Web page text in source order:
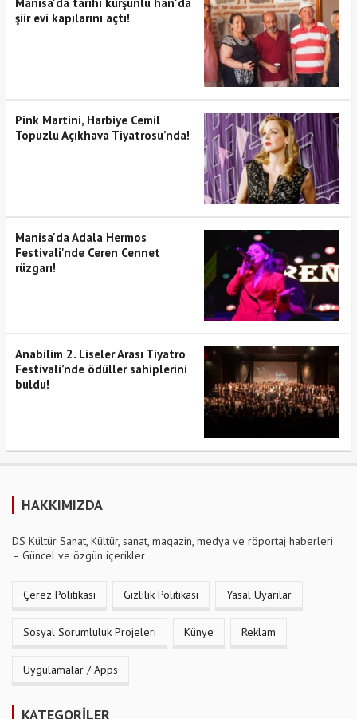
Manisa'da tarihi kurşunlu han'da
şiir evi kapılarını açtı!
Pink Martini, Harbiye Cemil
Topuzlu Açıkhava Tiyatrosu’nda!
Manisa'da Adala Hermos
Festivali'nde Ceren Cennet
rüzgarı!
Anabilim 2. Liseler Arası Tiyatro
Festivali’nde ödüller sahiplerini
buldu!
HAKKIMIZDA
DS Kültür Sanat, Kültür, sanat, magazin, medya ve röportaj haberleri
– Güncel ve özgün içerikler
Çerez Politikası Gizlilik Politikası Yasal Uyarılar
Sosyal Sorumluluk Projeleri Künye Reklam
Uygulamalar / Apps
KATEGORİLER